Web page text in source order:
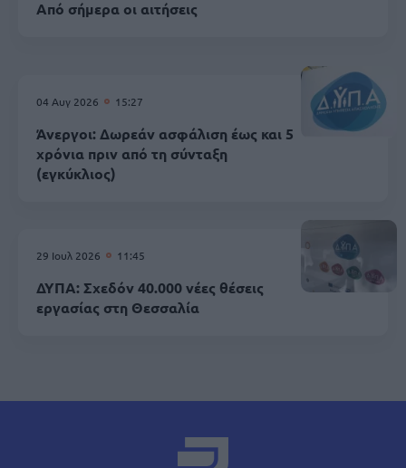
Από σήμερα οι αιτήσεις
04 Αυγ 2026 15:27
Άνεργοι: Δωρεάν ασφάλιση έως και 5
χρόνια πριν από τη σύνταξη
(εγκύκλιος)
29 Ιουλ 2026 11:45
ΔΥΠΑ: Σχεδόν 40.000 νέες θέσεις
εργασίας στη Θεσσαλία